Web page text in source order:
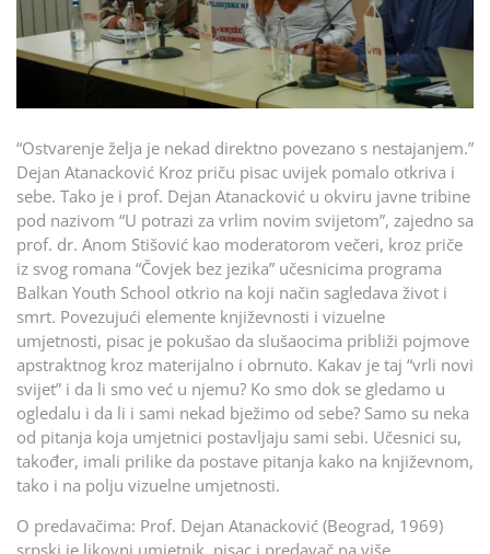
“Ostvarenje želja je nekad direktno povezano s nestajanjem.”
Dejan Atanacković Kroz priču pisac uvijek pomalo otkriva i
sebe. Tako je i prof. Dejan Atanacković u okviru javne tribine
pod nazivom “U potrazi za vrlim novim svijetom”, zajedno sa
prof. dr. Anom Stišović kao moderatorom večeri, kroz priče
iz svog romana “Čovjek bez jezika” učesnicima programa
Balkan Youth School otkrio na koji način sagledava život i
smrt. Povezujući elemente književnosti i vizuelne
umjetnosti, pisac je pokušao da slušaocima približi pojmove
apstraktnog kroz materijalno i obrnuto. Kakav je taj “vrli novi
svijet” i da li smo već u njemu? Ko smo dok se gledamo u
ogledalu i da li i sami nekad bježimo od sebe? Samo su neka
od pitanja koja umjetnici postavljaju sami sebi. Učesnici su,
također, imali prilike da postave pitanja kako na književnom,
tako i na polju vizuelne umjetnosti.
O predavačima: Prof. Dejan Atanacković (Beograd, 1969)